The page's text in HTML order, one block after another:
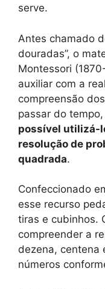
serve.
Antes chamado
douradas”, o
Montessori
auxiliar com a
compreensão
passar do tempo,
possível utilizá-
resolução de
quadrada.
Confeccionado
esse recurso
tiras e cubinhos.
compreender a
dezena, centena
números